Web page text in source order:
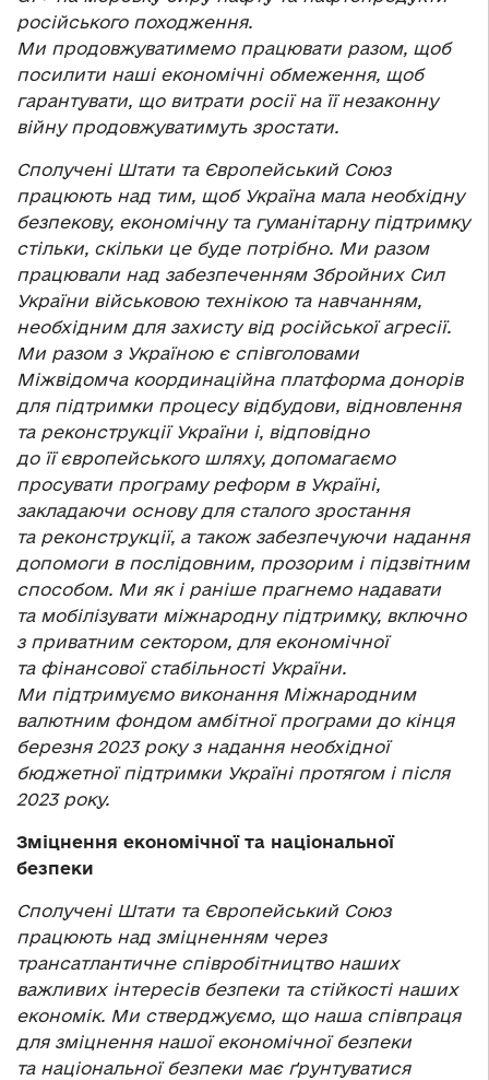
російського походження.
Ми продовжуватимемо працювати разом, щоб
посилити наші економічні обмеження, щоб
гарантувати, що витрати росії на її незаконну
війну продовжуватимуть зростати.
Сполучені Штати та Європейський Союз
працюють над тим, щоб Україна мала необхідну
безпекову, економічну та гуманітарну підтримку
стільки, скільки це буде потрібно. Ми разом
працювали над забезпеченням Збройних Сил
України військовою технікою та навчанням,
необхідним для захисту від російської агресії.
Ми разом з Україною є співголовами
Міжвідомча координаційна платформа донорів
для підтримки процесу відбудови, відновлення
та реконструкції України і, відповідно
до її європейського шляху, допомагаємо
просувати програму реформ в Україні,
закладаючи основу для сталого зростання
та реконструкції, а також забезпечуючи надання
допомоги в послідовним, прозорим і підзвітним
способом. Ми як і раніше прагнемо надавати
та мобілізувати міжнародну підтримку, включно
з приватним сектором, для економічної
та фінансової стабільності України.
Ми підтримуємо виконання Міжнародним
валютним фондом амбітної програми до кінця
березня 2023 року з надання необхідної
бюджетної підтримки Україні протягом і після
2023 року.
Зміцнення економічної та національної
безпеки
Сполучені Штати та Європейський Союз
працюють над зміцненням через
трансатлантичне співробітництво наших
важливих інтересів безпеки та стійкості наших
економік. Ми стверджуємо, що наша співпраця
для зміцнення нашої економічної безпеки
та національної безпеки має ґрунтуватися